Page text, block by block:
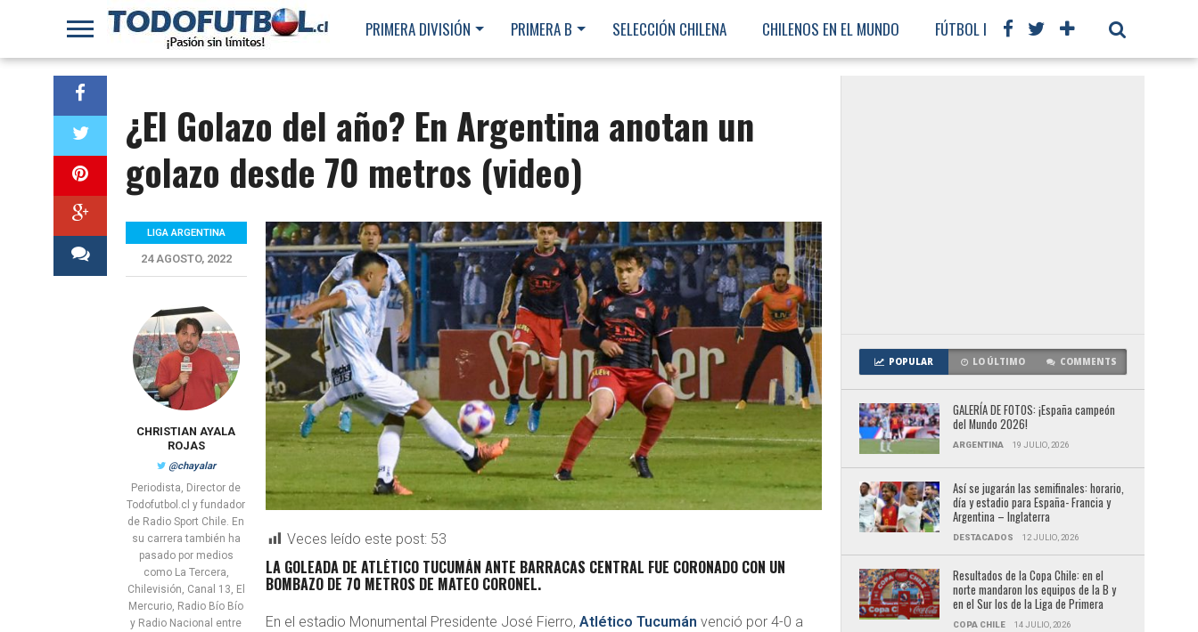
PRIMERA DIVISIÓN PRIMERA B SELECCIÓN CHILENA CHILENOS EN EL MUNDO FÚTBOL INTERNACIONAL
¿El Golazo del año? En Argentina anotan un
golazo desde 70 metros (video)
Veces leído este post: 53
LA GOLEADA DE ATLÉTICO TUCUMÁN ANTE BARRACAS CENTRAL FUE CORONADO CON UN
BOMBAZO DE 70 METROS DE MATEO CORONEL.
En el estadio Monumental Presidente José Fierro,Atlético Tucumán venció por 4-0 a
LIGA ARGENTINA
24 AGOSTO, 2022
CHRISTIAN AYALA
ROJAS
@chayalar
Periodista, Director de
Todofutbol.cl y fundador
de Radio Sport Chile. En
su carrera también ha
pasado por medios
como La Tercera,
Chilevisión, Canal 13, El
Mercurio, Radio Bío Bío
y Radio Nacional entre
POPULAR LO ÚLTIMO COMMENTS
GALERÍA DE FOTOS: ¡España campeón
del Mundo 2026!
ARGENTINA 19 JULIO, 2026
Así se jugarán las semifinales: horario,
día y estadio para España- Francia y
Argentina – Inglaterra
DESTACADOS 12 JULIO, 2026
Resultados de la Copa Chile: en el
norte mandaron los equipos de la B y
en el Sur los de la Liga de Primera
COPA CHILE 14 JULIO, 2026